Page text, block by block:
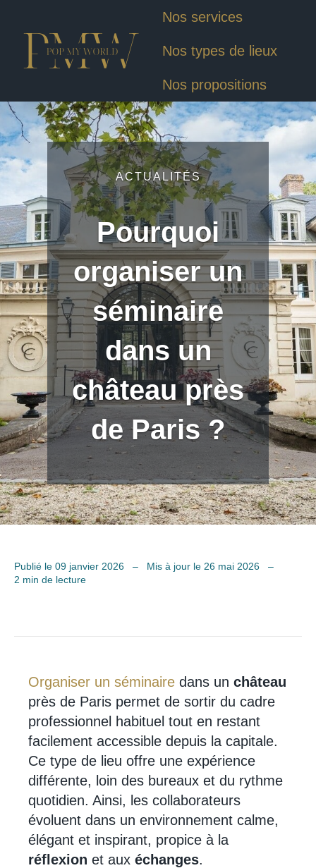
Nos services
Nos types de lieux
Nos propositions
ACTUALITÉS
Pourquoi
organiser un
séminaire
dans un
château près
de Paris ?
Publié le 09 janvier 2026 – Mis à jour le 26 mai 2026
–
2 min de lecture
Organiser un séminaire dans un château
près de Paris permet de sortir du cadre
professionnel habituel tout en restant
facilement accessible depuis la capitale.
Ce type de lieu offre une expérience
différente, loin des bureaux et du rythme
quotidien. Ainsi, les collaborateurs
évoluent dans un environnement calme,
élégant et inspirant, propice à la
réflexion et aux échanges.